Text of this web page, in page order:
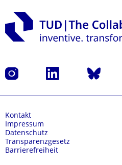
Instagram LinkedIn Bluesky
Kontakt
Impressum
Datenschutz
Transparenzgesetz
Barrierefreiheit